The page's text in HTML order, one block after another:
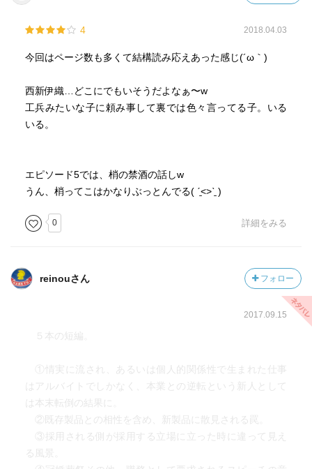
4 2018.04.03
今回はページ数も多くて結構読み応えあった感じ(´ω｀)
西新伊織…どこにでもいそうだよなぁ〜w
工兵みたいな子に頼み事して裏では色々言ってる子。いる
いる。
エピソード5では、梢の禁酒の話しw
うん、梢ってこはかなりぶっとんでる( ˊ̱˂˃ˋ̱ )
0 詳細をみる
reinouさん フォロー
2017.09.15
５本の短編。
①情実に流され、あるいは個人的関係性で生まれた仕事
はアルバイトでしかなく、本業との逆転という新人として
は本末転倒の結果に。
②既存製品との相性を含め、新製品に散見される罠。
③採用される側が採用する立場に立った時に違って見え
る風景。